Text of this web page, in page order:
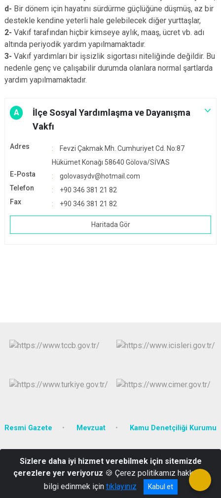
d- Bir dönem için hayatını sürdürme güçlüğüne düşmüş, az bir
destekle kendine yeterli hale gelebilecek diğer yurttaşlar,
2- Vakıf tarafından hiçbir kimseye aylık, maaş, ücret vb. adı
altında periyodik yardım yapılmamaktadır.
3- Vakıf yardımları bir işsizlik sigortası niteliğinde değildir. Bu
nedenle genç ve çalışabilir durumda olanlara normal şartlarda
yardım yapılmamaktadır.
A
İlçe Sosyal Yardımlaşma ve Dayanışma
Vakfı
Adres
Fevzi Çakmak Mh. Cumhuriyet Cd. No:87
Hükümet Konağı 58640 Gölova/SİVAS
E-Posta
golovasydv@hotmail.com
Telefon
+90 346 381 21 82
Fax
+90 346 381 21 82
Haritada Gör
Resmi Gazete Mevzuat Kamu Denetçiliği Kurumu
Gölova/SİVAS
+90 346 381 21 62
Sizlere daha iyi hizmet verebilmek için sitemizde
çerezlere yer veriyoruz 🍪 Çerez politikamız hakkında
bilgi edinmek için tıklayınız Kabul et